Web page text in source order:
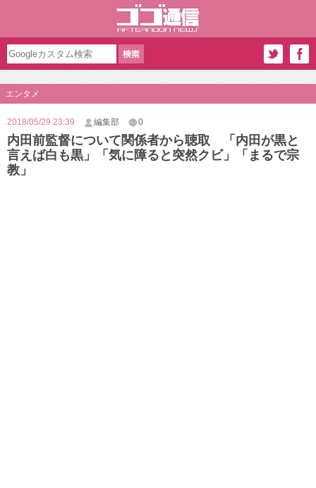
エンタメ
2018/05/29 23:39 編集部 0
内田前監督について関係者から聴取 「内田が黒と
言えば白も黒」「気に障ると突然クビ」「まるで宗
教」